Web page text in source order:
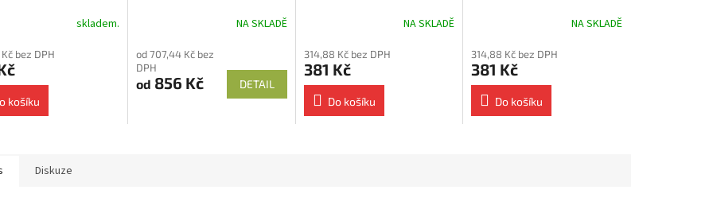
skladem.
bez DPH
košíku
NA SKLADĚ
od 707,44 Kč bez
DPH
od 856 Kč DETAIL
NA SKLADĚ
314,88 Kč bez DPH
381 Kč
Do košíku
NA SKLADĚ
314,88 Kč bez DPH
381 Kč
Do košíku
Diskuze